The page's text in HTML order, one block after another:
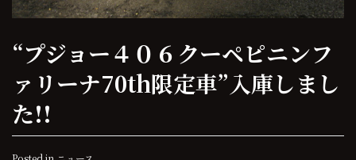
“プジョー４０６クーペピニンフ
ァリーナ70th限定車”入庫しまし
た!!